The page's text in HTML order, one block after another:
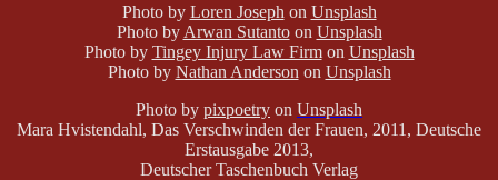
Photo by Loren Joseph on Unsplash
Photo by Arwan Sutantoon Unsplash
Photo by Tingey Injury Law Firmon Unsplash
Photo by Nathan Anderson on Unsplash
Photo by pixpoetry on Unsplash
Mara Hvistendahl, Das Verschwinden der Frauen, 2011, Deutsche
Erstausgabe 2013,
Deutscher Taschenbuch Verlag